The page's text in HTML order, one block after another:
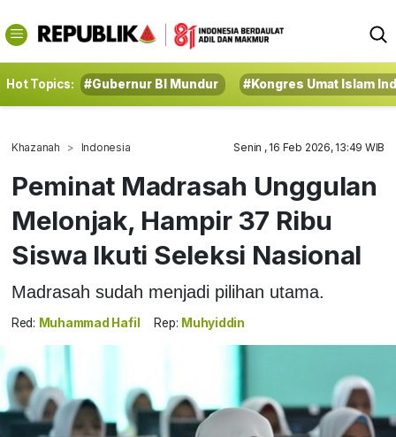
Hot Topics: #Gubernur BI Mundur #Kongres Umat Islam
Khazanah Indonesia Senin , 16 Feb 2026, 13:49 WIB
Peminat Madrasah Unggulan
Melonjak, Hampir 37 Ribu
Siswa Ikuti Seleksi Nasional
Madrasah sudah menjadi pilihan utama.
Red: Muhammad Hafil Rep: Muhyiddin